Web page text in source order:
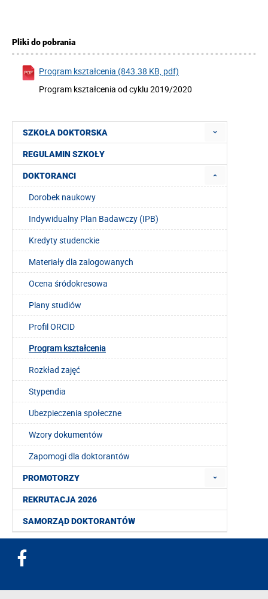
SZKOŁA DOKTORSKA
REGULAMIN SZKOŁY
DOKTORANCI
Dorobek naukowy
Indywidualny Plan Badawczy (IPB)
Kredyty studenckie
Materiały dla zalogowanych
Ocena śródokresowa
Plany studiów
Profil ORCID
Program kształcenia
Rozkład zajęć
Stypendia
Ubezpieczenia społeczne
Wzory dokumentów
Zapomogi dla doktorantów
PROMOTORZY
REKRUTACJA 2026
SAMORZĄD DOKTORANTÓW
Pliki do pobrania
Program kształcenia (843.38 KB, pdf)
Program kształcenia od cyklu 2019/2020